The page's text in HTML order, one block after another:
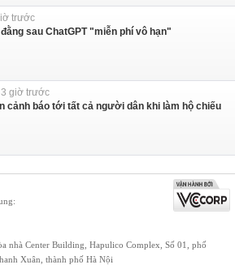
trước
sau ChatGPT "miễn phí vô hạn"
giờ trước
cảnh báo tới tất cả người dân khi làm hộ chiếu
nhà Center Building, Hapulico Complex, Số 01, phố
Xuân, thành phố Hà Nội